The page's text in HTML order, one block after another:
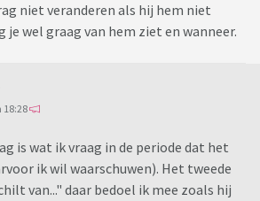
niet veranderen als hij hem niet
je wel graag van hem ziet en wanneer.
18:28
is wat ik vraag in de periode dat het
ik wil waarschuwen). Het tweede
van..." daar bedoel ik mee zoals hij